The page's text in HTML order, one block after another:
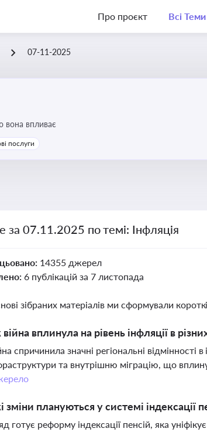
Про проєкт Всі Теми
07-11-2025
вона впливає
послуги
за 07.11.2025 по темі: Інфляція
14355 джерел
6 публікацій за 7 листопада
зібраних матеріалів ми сформували
вплинула на рівень інфляції в
спричинила значні регіональні відмінності
та внутрішню міграцію, що
зміни плануються у системі індексації
готує реформу індексації пенсій, яка